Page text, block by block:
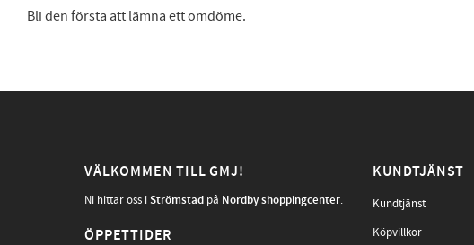
Bli den första att lämna ett omdöme.
VÄLKOMMEN TILL GMJ!
Ni hittar oss iStrömstad på Nordby shoppingcenter.
ÖPPETTIDER
KUNDTJÄNST
Kundtjänst
Köpvillkor